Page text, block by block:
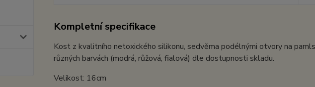
Kompletní specifikace
Kost z kvalitního netoxického silikonu, sedvěma podélnými otvory na
různých barvách (modrá, růžová, fialová) dle dostupnosti skladu.
Velikost: 16cm